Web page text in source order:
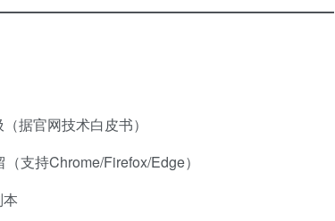
据官网技术白皮书）
支持Chrome/Firefox/Edge）